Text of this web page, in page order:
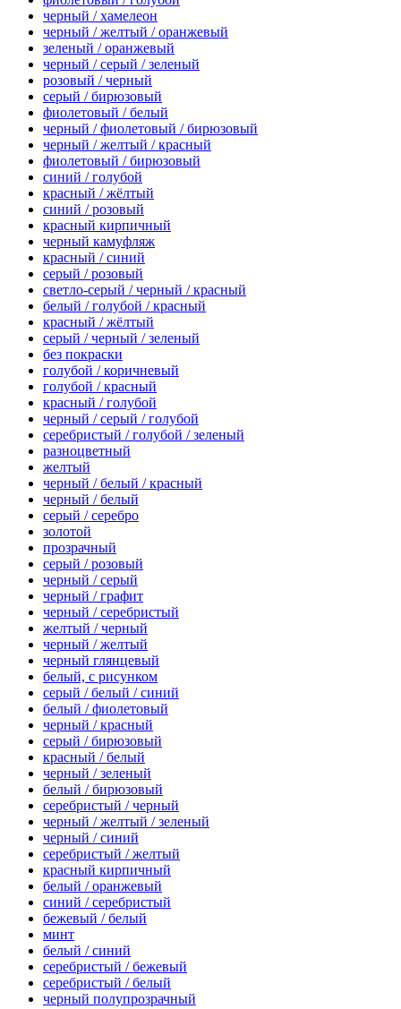
черный / хамелеон
черный / желтый / оранжевый
зеленый / оранжевый
черный / серый / зеленый
розовый / черный
серый / бирюзовый
фиолетовый / белый
черный / фиолетовый / бирюзовый
черный / желтый / красный
фиолетовый / бирюзовый
синий / голубой
красный / жёлтый
синий / розовый
красный кирпичный
черный камуфляж
красный / синий
серый / розовый
светло-серый / черный / красный
белый / голубой / красный
красный / жёлтый
серый / черный / зеленый
без покраски
голубой / коричневый
голубой / красный
красный / голубой
черный / серый / голубой
серебристый / голубой / зеленый
разноцветный
желтый
черный / белый / красный
черный / белый
серый / серебро
золотой
прозрачный
серый / розовый
черный / серый
черный / графит
черный / серебристый
желтый / черный
черный / желтый
черный глянцевый
белый, с рисунком
серый / белый / синий
белый / фиолетовый
черный / красный
серый / бирюзовый
красный / белый
черный / зеленый
белый / бирюзовый
серебристый / черный
черный / желтый / зеленый
черный / синий
серебристый / желтый
красный кирпичный
белый / оранжевый
синий / серебристый
бежевый / белый
минт
белый / синий
серебристый / бежевый
серебристый / белый
черный полупрозрачный